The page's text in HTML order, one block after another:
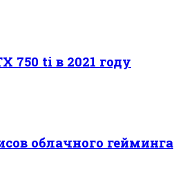
750 ti в 2021 году
облачного гейминга